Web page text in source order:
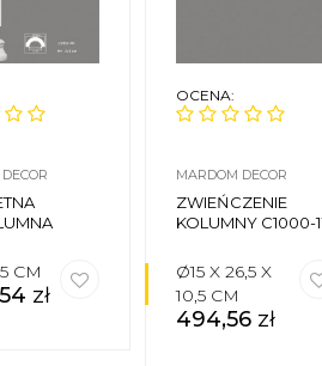
CM
zł
OCENA:
MARDOM DECOR
ZWIEŃCZENIE
KOLUMNY C1000-
Ø15 X 26,5 X
10,5 CM
494,56 zł